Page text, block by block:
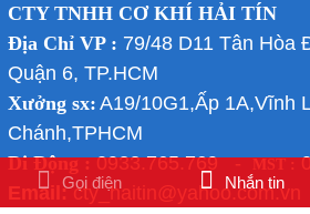
CTY TNHH CƠ KHÍ HẢI TÍN
Địa Chỉ VP : 79/48 D11 Tân Hòa
Quận 6, TP.HCM
Xưởng sx: A19/10G1,Ấp 1A,Vĩnh
Chánh,TPHCM
Di Động :0933.765.769 - MST :
Email:Gọi điện Nhắn tin